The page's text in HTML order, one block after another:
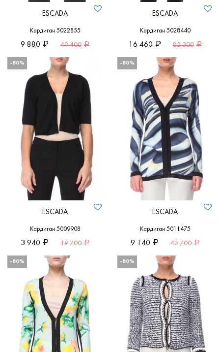
ESCADA
Кардиган 5022855
9 880 49 400
ESCADA
Кардиган 5028440
16 460 82 300
-80%
ESCADA
Кардиган 5009908
3 940 19 700
-80%
ESCADA
Кардиган 5011475
9 140 45 700
-80% -80%